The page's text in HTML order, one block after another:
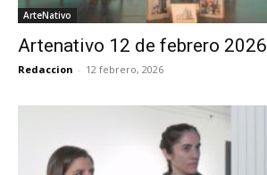
ArteNativo
Artenativo 12 de febrero 2026
Redaccion - 12 febrero, 2026